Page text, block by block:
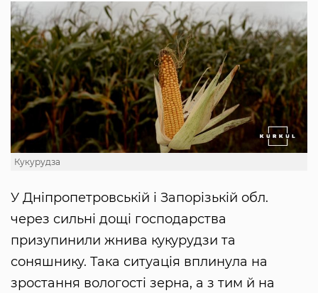
Кукурудза
У Дніпропетровській і Запорізькій обл.
через сильні дощі господарства
призупинили жнива кукурудзи та
соняшнику. Така ситуація вплинула на
зростання вологості зерна, а з тим й на